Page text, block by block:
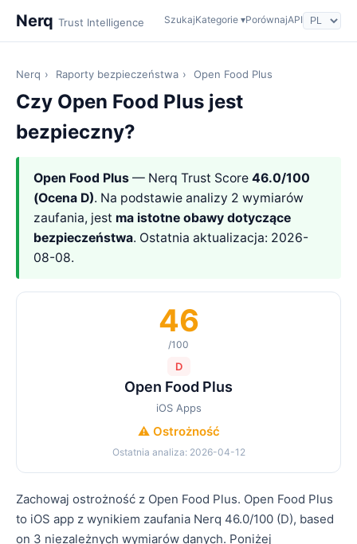
Nerq Trust Intelligence SzukajKategorie ▾PorównajAPI
Nerq › Raporty bezpieczeństwa › Open Food Plus
Czy Open Food Plus jest
bezpieczny?
Open Food Plus — Nerq Trust Score 46.0/100
(Ocena D). Na podstawie analizy 2 wymiarów
zaufania, jest ma istotne obawy dotyczące
bezpieczeństwa. Ostatnia aktualizacja: 2026-
08-08.
46
/100
D
Open Food Plus
iOS Apps
⚠️ Ostrożność
Ostatnia analiza: 2026-04-12
Zachowaj ostrożność z Open Food Plus. Open Food Plus
to iOS app z wynikiem zaufania Nerq 46.0/100 (D), based
on 3 niezależnych wymiarów danych. Poniżej